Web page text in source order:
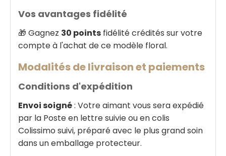
Vos avantages fidélité
🎁 Gagnez 30 points fidélité crédités sur votre
compte à l'achat de ce modèle floral.
Modalités de livraison et paiements
Conditions d'expédition
Envoi soigné: Votre aimant vous sera expédié
par la Poste en lettre suivie ou en colis
Colissimo suivi, préparé avec le plus grand soin
dans un emballage protecteur.